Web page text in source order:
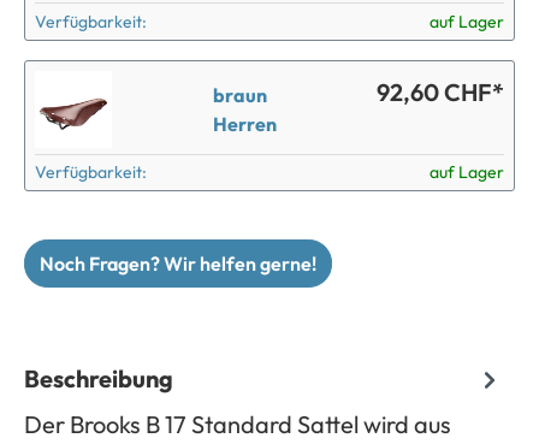
Verfügbarkeit: auf Lager
braun
Herren
92,60 CHF*
Verfügbarkeit: auf Lager
Noch Fragen? Wir helfen gerne!
Beschreibung
Der Brooks B 17 Standard Sattel wird aus